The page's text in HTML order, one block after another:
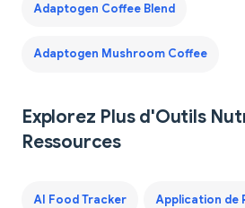
Adaptogen Coffee Blend
Adaptogen Mushroom Coffee
Explorez Plus d'Outils
Ressources
AI Food Tracker Application de